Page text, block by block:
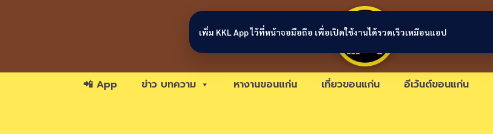
ขอนแก่นลิงก์
📲 App ข่าว บทความ หางานขอนแก่น เที่ยวขอนแก่น อีเว้นต์ขอนแก่น
เพิ่ม KKL App ไว้ที่หน้าจอมือถือ เพื่อเปิดใช้งานได้รวดเร็วเหมือนแอป